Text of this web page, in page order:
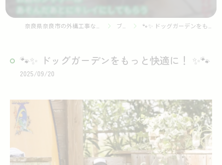
ブログ 🐾✨ ドッグガーデンをもっと快適に！ ✨🐾
🐾✨ ドッグガーデンをもっと快適に！ ✨🐾
2025/09/20